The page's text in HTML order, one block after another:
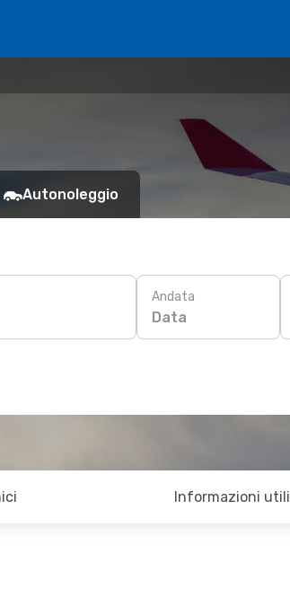
Autonoleggio
Andata
Data
Informazioni utili